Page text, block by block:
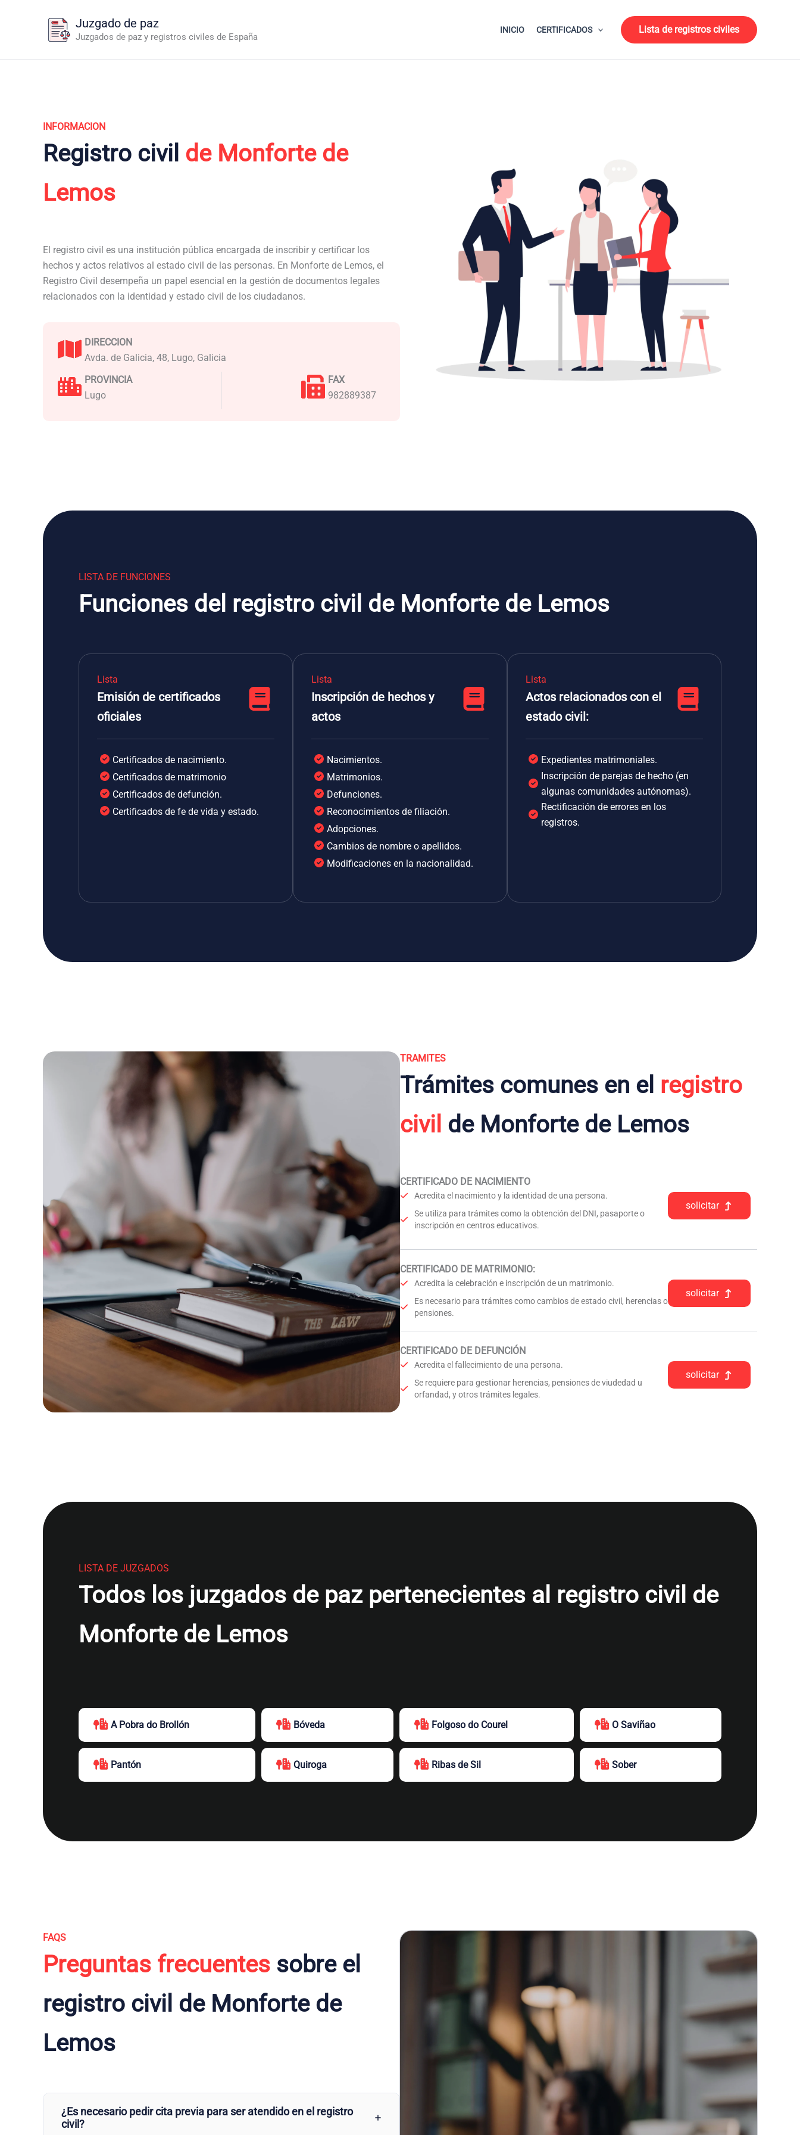
Juzgado de paz
Juzgados de paz y registros civiles de España
INICIO CERTIFICADOS Lista de registros civiles
INFORMACION
Registro civil de Monforte de
Lemos
El registro civil es una institución pública encargada de inscribir y certificar los
hechos y actos relativos al estado civil de las personas. En Monforte de Lemos, el
Registro Civil desempeña un papel esencial en la gestión de documentos legales
relacionados con la identidad y estado civil de los ciudadanos.
DIRECCION
Avda. de Galicia, 48, Lugo, Galicia
PROVINCIA
Lugo
FAX
982889387
LISTA DE FUNCIONES
Funciones del registro civil de Monforte de Lemos
Lista
Emisión de certificados
oficiales
Certificados de nacimiento.
Certificados de matrimonio
Certificados de defunción.
Certificados de fe de vida y estado.
Lista
Inscripción de hechos y
actos
Nacimientos.
Matrimonios.
Defunciones.
Reconocimientos de filiación.
Adopciones.
Cambios de nombre o apellidos.
Modificaciones en la nacionalidad.
Lista
Actos relacionados con el
estado civil:
Expedientes matrimoniales.
Inscripción de parejas de hecho (en
algunas comunidades autónomas).
Rectificación de errores en los
registros.
TRAMITES
Trámites comunes en el registro
civil de Monforte de Lemos
CERTIFICADO DE NACIMIENTO
Acredita el nacimiento y la identidad de una persona.
Se utiliza para trámites como la obtención del DNI, pasaporte o
inscripción en centros educativos.
solicitar
CERTIFICADO DE MATRIMONIO:
Acredita la celebración e inscripción de un matrimonio.
Es necesario para trámites como cambios de estado civil, herencias o
pensiones.
solicitar
CERTIFICADO DE DEFUNCIÓN
Acredita el fallecimiento de una persona.
Se requiere para gestionar herencias, pensiones de viudedad u
orfandad, y otros trámites legales.
solicitar
LISTA DE JUZGADOS
Todos los juzgados de paz pertenecientes al registro civil de
Monforte de Lemos
A Pobra do Brollón Bóveda Folgoso do Courel O Saviñao
Pantón Quiroga Ribas de Sil Sober
FAQS
Preguntas frecuentes sobre el
registro civil de Monforte de
Lemos
¿Es necesario pedir cita previa para ser atendido en el registro
civil?